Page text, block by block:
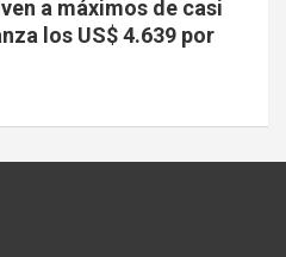
a máximos de casi
los US$ 4.639 por